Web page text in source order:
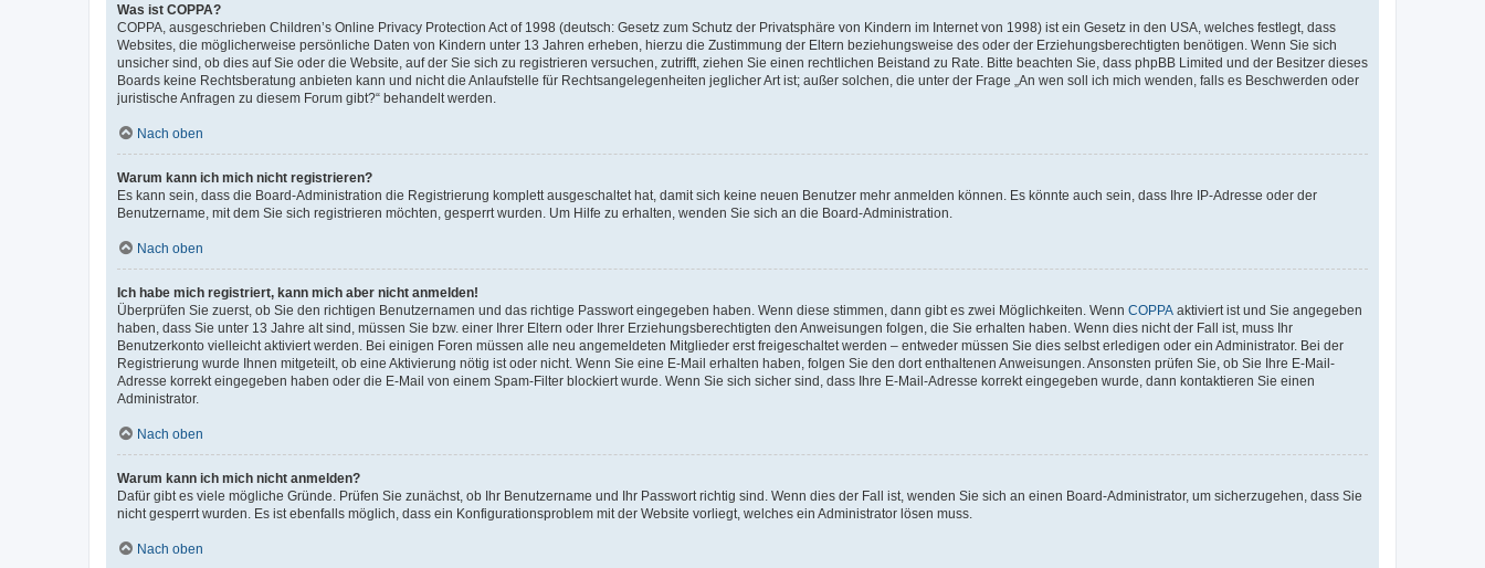
Was ist COPPA?
COPPA, ausgeschrieben Children’s Online Privacy Protection Act of 1998 (deutsch: Gesetz zum Schutz der Privatsphäre von Kindern im Internet von 1998) ist ein Gesetz in den USA, welches festlegt, dass
Websites, die möglicherweise persönliche Daten von Kindern unter 13 Jahren erheben, hierzu die Zustimmung der Eltern beziehungsweise des oder der Erziehungsberechtigten benötigen. Wenn Sie sich
unsicher sind, ob dies auf Sie oder die Website, auf der Sie sich zu registrieren versuchen, zutrifft, ziehen Sie einen rechtlichen Beistand zu Rate. Bitte beachten Sie, dass phpBB Limited und der Besitzer dieses
Boards keine Rechtsberatung anbieten kann und nicht die Anlaufstelle für Rechtsangelegenheiten jeglicher Art ist; außer solchen, die unter der Frage „An wen soll ich mich wenden, falls es Beschwerden oder
juristische Anfragen zu diesem Forum gibt?“ behandelt werden.
Nach oben
Warum kann ich mich nicht registrieren?
Es kann sein, dass die Board-Administration die Registrierung komplett ausgeschaltet hat, damit sich keine neuen Benutzer mehr anmelden können. Es könnte auch sein, dass Ihre IP-Adresse oder der
Benutzername, mit dem Sie sich registrieren möchten, gesperrt wurden. Um Hilfe zu erhalten, wenden Sie sich an die Board-Administration.
Nach oben
Ich habe mich registriert, kann mich aber nicht anmelden!
Überprüfen Sie zuerst, ob Sie den richtigen Benutzernamen und das richtige Passwort eingegeben haben. Wenn diese stimmen, dann gibt es zwei Möglichkeiten. Wenn COPPA aktiviert ist und Sie angegeben
haben, dass Sie unter 13 Jahre alt sind, müssen Sie bzw. einer Ihrer Eltern oder Ihrer Erziehungsberechtigten den Anweisungen folgen, die Sie erhalten haben. Wenn dies nicht der Fall ist, muss Ihr
Benutzerkonto vielleicht aktiviert werden. Bei einigen Foren müssen alle neu angemeldeten Mitglieder erst freigeschaltet werden – entweder müssen Sie dies selbst erledigen oder ein Administrator. Bei der
Registrierung wurde Ihnen mitgeteilt, ob eine Aktivierung nötig ist oder nicht. Wenn Sie eine E-Mail erhalten haben, folgen Sie den dort enthaltenen Anweisungen. Ansonsten prüfen Sie, ob Sie Ihre E-Mail-
Adresse korrekt eingegeben haben oder die E-Mail von einem Spam-Filter blockiert wurde. Wenn Sie sich sicher sind, dass Ihre E-Mail-Adresse korrekt eingegeben wurde, dann kontaktieren Sie einen
Administrator.
Nach oben
Warum kann ich mich nicht anmelden?
Dafür gibt es viele mögliche Gründe. Prüfen Sie zunächst, ob Ihr Benutzername und Ihr Passwort richtig sind. Wenn dies der Fall ist, wenden Sie sich an einen Board-Administrator, um sicherzugehen, dass Sie
nicht gesperrt wurden. Es ist ebenfalls möglich, dass ein Konfigurationsproblem mit der Website vorliegt, welches ein Administrator lösen muss.
Nach oben